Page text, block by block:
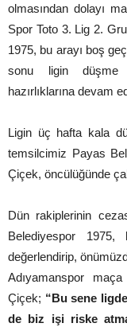
olmasından dolayı
Spor Toto 3. Lig 2.
1975, bu arayı boş
sonu ligin düşme
hazırlıklarına devam
Ligin üç hafta kala
temsilcimiz Payas
Çiçek, öncülüğünde
Dün rakiplerinin
Belediyespor
değerlendirip,
Adıyamanspor
Çiçek; “Bu sene
de biz işi riske